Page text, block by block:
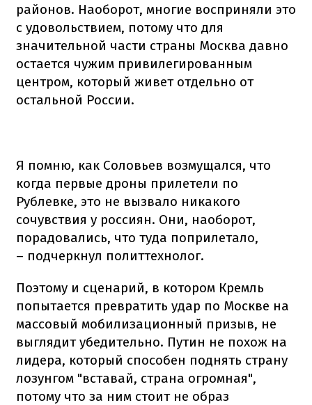
районов. Наоборот, многие восприняли это
с удовольствием, потому что для
значительной части страны Москва давно
остается чужим привилегированным
центром, который живет отдельно от
остальной России.
Я помню, как Соловьев возмущался, что
когда первые дроны прилетели по
Рублевке, это не вызвало никакого
сочувствия у россиян. Они, наоборот,
порадовались, что туда поприлетало,
– подчеркнул политтехнолог.
Поэтому и сценарий, в котором Кремль
попытается превратить удар по Москве на
массовый мобилизационный призыв, не
выглядит убедительно. Путин не похож на
лидера, который способен поднять страну
лозунгом "вставай, страна огромная",
потому что за ним стоит не образ